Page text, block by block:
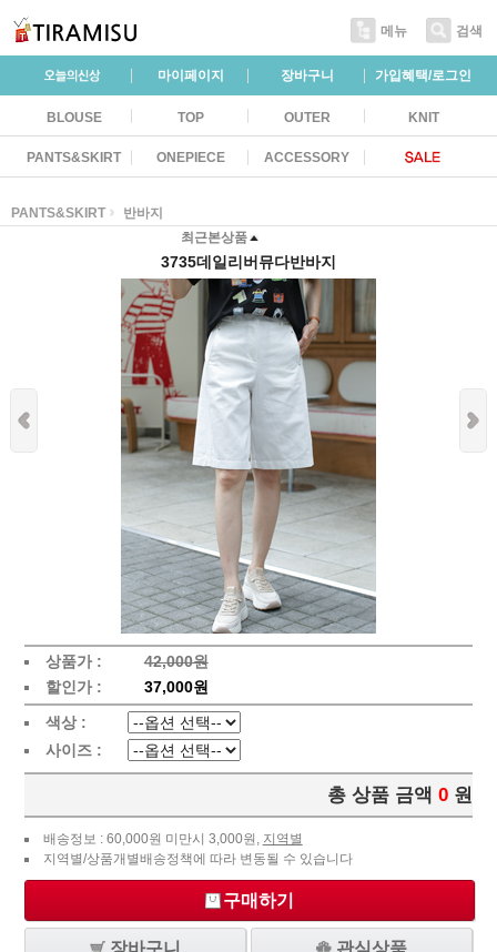
메뉴 검색
마이페이지 장바구니 가입혜택/로그인
BLOUSE TOP OUTER KNIT
PANTS&SKIRT ONEPIECE ACCESSORY
PANTS&SKIRT
반바지
최근본상품
3735데일리버뮤다반바지
상품가 :
42,000원
할인가 :
37,000원
색상 :
사이즈 :
총 상품 금액 0 원
배송정보 : 60,000원 미만시 3,000원, 지역별
지역별/상품개별배송정책에 따라 변동될 수 있습니다
구매하기
장바구니 관심상품